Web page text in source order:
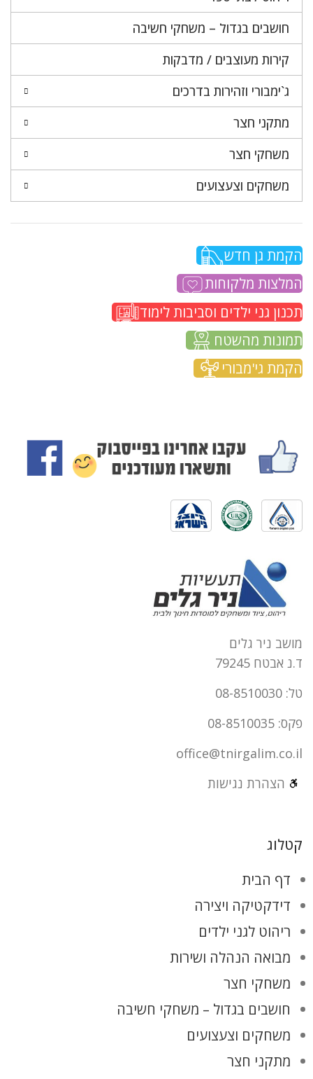
חושבים בגדול – משחקי חשיבה
קירות מעוצבים / מדבקות
ג`ימבורי וזהירות בדרכים
מתקני חצר
משחקי חצר
משחקים וצעצועים
הקמת גן חדש
המלצות מלקוחות
תכנון גני ילדים וסביבות לימוד
תמונות מהשטח
הקמת גי'מבורי
מושב ניר גלים
ד.נ אבטח 79245
טל: 08-8510030
פקס: 08-8510035
office@tnirgalim.co.il
הצהרת נגישות
קטלוג
דף הבית
דידקטיקה ויצירה
ריהוט לגני ילדים
מבואה הנהלה ושירות
משחקי חצר
חושבים בגדול – משחקי חשיבה
משחקים וצעצועים
מתקני חצר